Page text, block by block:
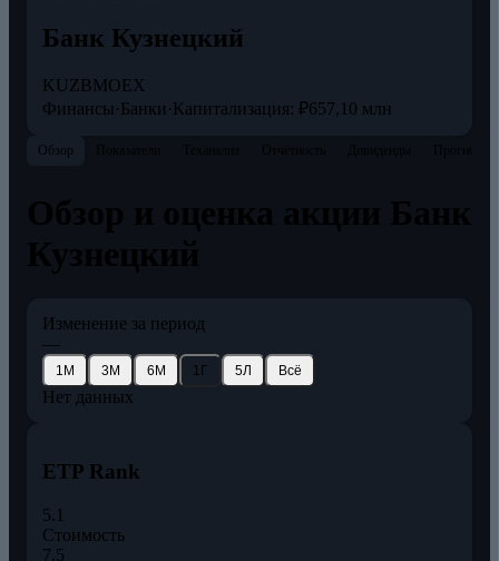
Банк Кузнецкий
KUZBMOEX
Финансы·Банки·Капитализация: ₽657,10 млн
Обзор
Изменение за период
—
1М 3М 6М 1Г 5Л Всё
Нет данных
ETP Rank
5.1
Стоимость
7.5